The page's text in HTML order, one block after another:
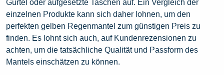
Gürtel oder aufgesetzte Taschen auf. Ein Vergleich der
einzelnen Produkte kann sich daher lohnen, um den
perfekten gelben Regenmantel zum günstigen Preis zu
finden. Es lohnt sich auch, auf Kundenrezensionen zu
achten, um die tatsächliche Qualität und Passform des
Mantels einschätzen zu können.